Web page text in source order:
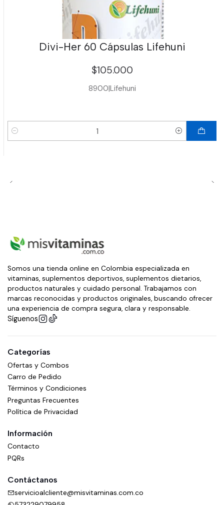
Divi-Her 60 Cápsulas Lifehuni
$105.000
8900|Lifehuni
Cantidad
Somos una tienda online en Colombia especializada en
vitaminas, suplementos deportivos, suplementos dietarios,
productos naturales y cuidado personal. Trabajamos con
marcas reconocidas y productos originales, buscando ofrecer
una experiencia de compra segura, clara y responsable.
Síguenos
Categorías
Ofertas y Combos
Carro de Pedido
Términos y Condiciones
Preguntas Frecuentes
Política de Privacidad
Información
Contacto
PQRs
Contáctanos
servicioalcliente@misvitaminas.com.co